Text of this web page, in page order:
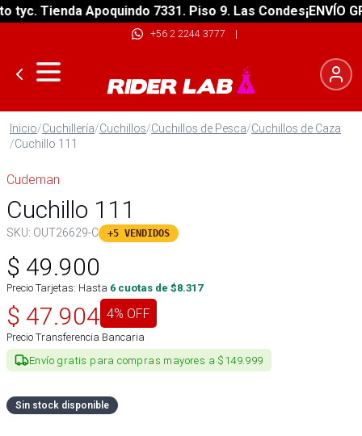
Tienda Apoquindo 7331. Piso 9. Las Condes¡ENVÍO
+56 2 2244 3777 |
Inicio/Cuchillería/Cuchillos/Cuchillos de Pesca/Cuchillos de Caza
/Cuchillo 111
Cudeman
Cuchillo 111
SKU: OUT26629-C +5 VENDIDOS
$ 49.900
Precio Tarjetas: Hasta 6 cuotas de $8.317
$ 47.904 4% OFF
Precio Transferencia Bancaria
Envío gratis para compras mayores a $149.999
Sin stock disponible